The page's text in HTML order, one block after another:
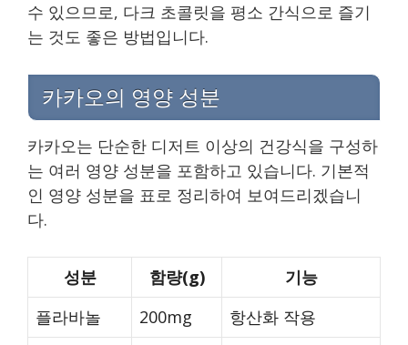
수 있으므로, 다크 초콜릿을 평소 간식으로 즐기
는 것도 좋은 방법입니다.
카카오의 영양 성분
카카오는 단순한 디저트 이상의 건강식을 구성하
는 여러 영양 성분을 포함하고 있습니다. 기본적
인 영양 성분을 표로 정리하여 보여드리겠습니
다.
성분 함량(g)
기능
플라바놀
200mg
항산화 작용